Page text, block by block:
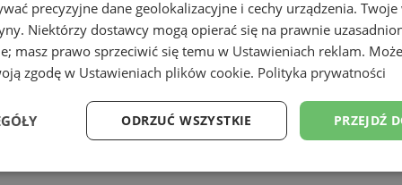
w Rudzie Śląskiej. Jechali po alkohol
precyzyjne dane geolokalizacyjne i cechy urządzenia.
Niektórzy dostawcy mogą opierać się na prawnie
masz prawo sprzeciwić się temu w Ustawieniach reklam.
zgodę w Ustawieniach plików cookie. Polityka prywatności
PRZEJDŹ
ODRZUĆ WSZYSTKIE
Wydajność Targetowanie Funkcjonalność